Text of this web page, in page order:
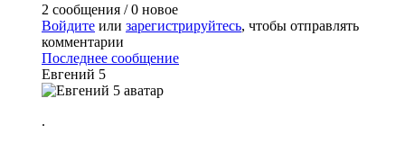
2 сообщения / 0 новое
Войдите или зарегистрируйтесь, чтобы отправлять
комментарии
Последнее сообщение
Евгений 5
.